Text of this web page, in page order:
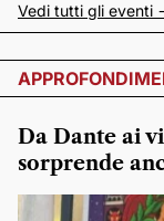
Vedi tutti gli eventi -
Da Dante ai
sorprende